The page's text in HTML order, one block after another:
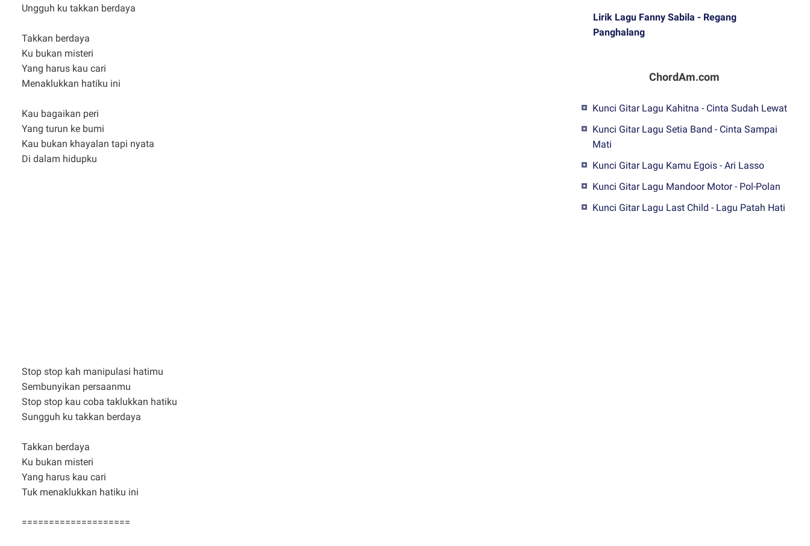
Ungguh ku takkan berdaya
Takkan berdaya
Ku bukan misteri
Yang harus kau cari
Menaklukkan hatiku ini
Kau bagaikan peri
Yang turun ke bumi
Kau bukan khayalan tapi nyata
Di dalam hidupku
Stop stop kah manipulasi hatimu
Sembunyikan persaanmu
Stop stop kau coba taklukkan hatiku
Sungguh ku takkan berdaya
Takkan berdaya
Ku bukan misteri
Yang harus kau cari
Tuk menaklukkan hatiku ini
====================
Lirik Lagu Fanny Sabila - Regang
Panghalang
ChordAm.com
Kunci Gitar Lagu Kahitna - Cinta Sudah Lewat
Kunci Gitar Lagu Setia Band - Cinta Sampai
Mati
Kunci Gitar Lagu Kamu Egois - Ari Lasso
Kunci Gitar Lagu Mandoor Motor - Pol-Polan
Kunci Gitar Lagu Last Child - Lagu Patah Hati